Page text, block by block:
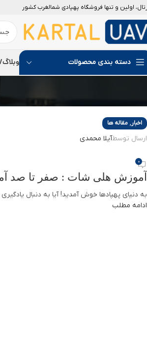
اولین و تنها فروشگاه پهپادی شمالغرب کشور
دسته بندی محصولات
06
آگوست
اخبار, مقاله ها
ارسال توسطآیلا محمدی
0
آموزش هلی شات : صفر تا صد
به دنیای پهپادها خوش آمدید! آیا به دنبال
ادامه مطلب